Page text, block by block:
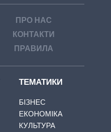
ПРО НАС
КОНТАКТИ
ПРАВИЛА
ТЕМАТИКИ
БІЗНЕС
ЕКОНОМІКА
КУЛЬТУРА